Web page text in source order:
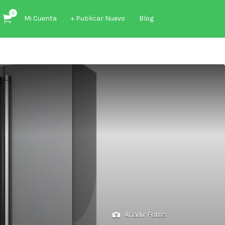
0
Mi Cuenta + Publicar Nuevo Blog
Añadir Fotos